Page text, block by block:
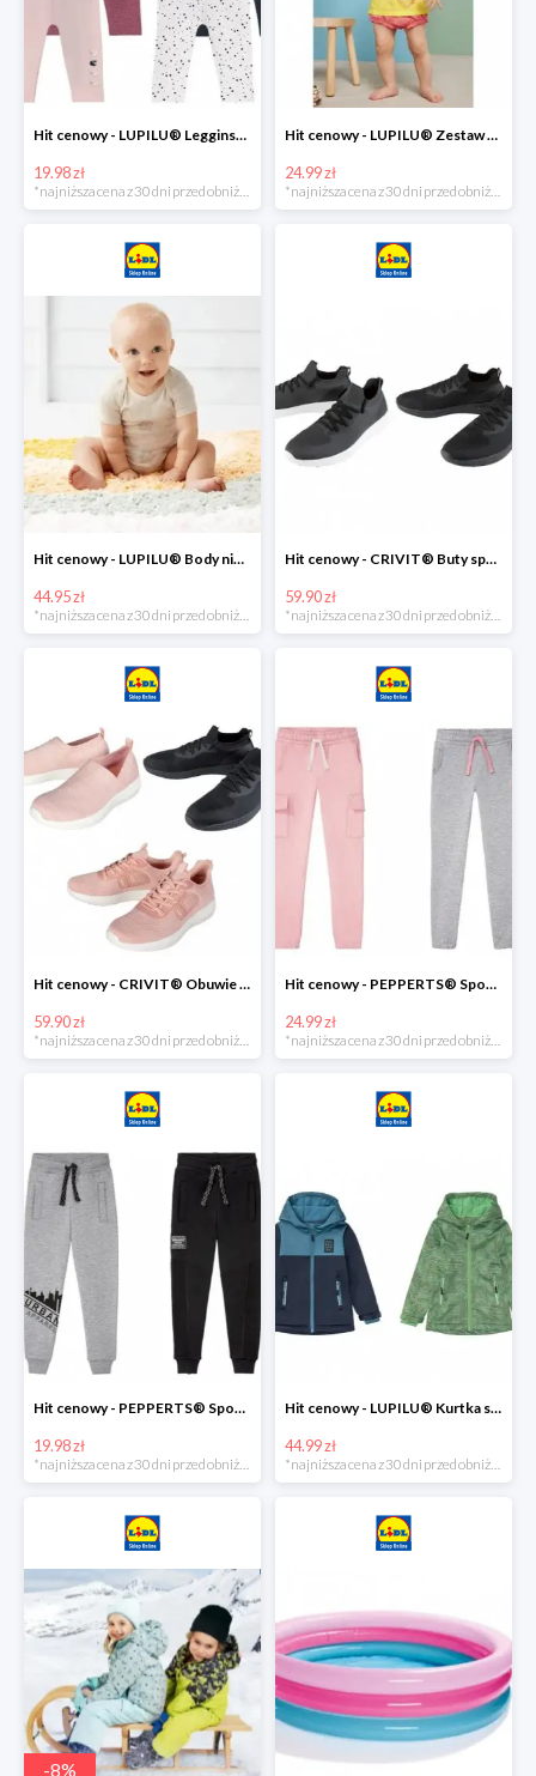
Hit cenowy - LUPILU® Legginsy niemowlęce z biobawełną, 2 pary
19.98 zł
Hit cenowy - LUPILU® Zestaw dziecięcy z biobawełny (body + koszulka + spodenki), 1 komplet
24.99 zł
Hit cenowy - LUPILU® Body niemowlęce z biobawełny, z krótkim rękawem, 5 sztuk
44.95 zł
*najniższa cena z 30 dni przed obniżką
Hit cenowy - CRIVIT® Buty sportowe chłopięce WellWalk, 1 para
59.90 zł
*najniższa cena z 30 dni przed obniżką
Hit cenowy - CRIVIT® Obuwie dziewczęce sportowe i na co dzień, 1 para
59.90 zł
Hit cenowy - PEPPERTS® Spodnie dresowe dziewczęce, 1 para
24.99 zł
Hit cenowy - PEPPERTS® Spodnie dresowe chłopięce, 1 para
19.98 zł
Hit cenowy - LUPILU® Kurtka softshell chłopięca, 1 sztuka
44.99 zł
-8%